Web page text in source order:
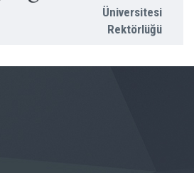
Üniversitesi
Rektörlüğü